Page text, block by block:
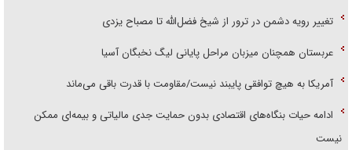
تغییر رویه دشمن در ترور از شیخ فضل‌الله تا مصباح یزدی
عربستان همچنان میزبان مراحل پایانی لیگ نخبگان آسیا
آمریکا به هیچ توافقی پایبند نیست/مقاومت با قدرت باقی می‌ماند
ادامه حیات بنگاه‌های اقتصادی بدون حمایت جدی مالیاتی و بیمه‌ای ممکن
نیست